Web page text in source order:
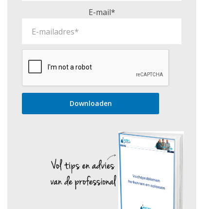
E-mail*